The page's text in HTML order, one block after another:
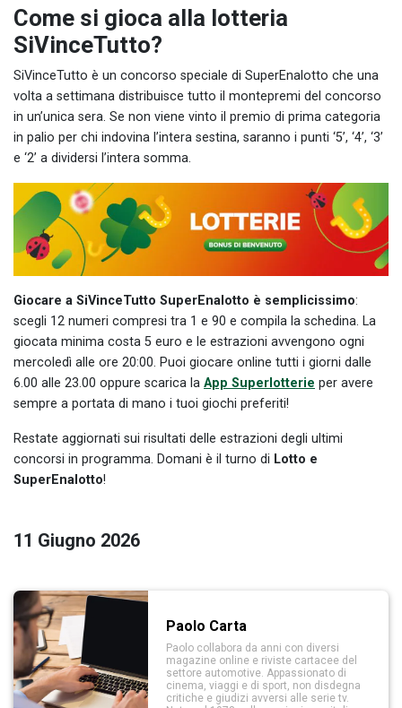
Come si gioca alla lotteria
SiVinceTutto?
SiVinceTutto è un concorso speciale di SuperEnalotto che una
volta a settimana distribuisce tutto il montepremi del concorso
in un’unica sera. Se non viene vinto il premio di prima categoria
in palio per chi indovina l’intera sestina, saranno i punti ‘5’, ‘4’, ‘3’
e ‘2’ a dividersi l’intera somma.
Giocare a SiVinceTutto SuperEnalotto è semplicissimo:
scegli 12 numeri compresi tra 1 e 90 e compila la schedina. La
giocata minima costa 5 euro e le estrazioni avvengono ogni
mercoledì alle ore 20:00. Puoi giocare online tutti i giorni dalle
6.00 alle 23.00 oppure scarica la App Superlotterie per avere
sempre a portata di mano i tuoi giochi preferiti!
Restate aggiornati sui risultati delle estrazioni degli ultimi
concorsi in programma. Domani è il turno di Lotto e
SuperEnalotto!
11 Giugno 2026
Paolo Carta
Paolo collabora da anni con diversi
magazine online e riviste cartacee del
settore automotive. Appassionato di
cinema, viaggi e di sport, non disdegna
critiche e giudizi avversi alle serie tv.